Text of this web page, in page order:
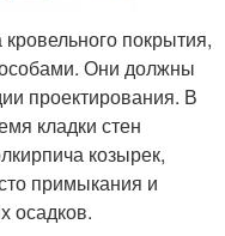
покрытия,
Они должны
проектирования. В
кладки стен
козырек,
примыкания и
осадков.